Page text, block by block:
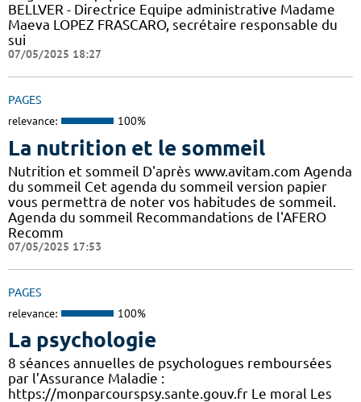
BELLVER - Directrice Equipe administrative Madame
Maeva LOPEZ FRASCARO, secrétaire responsable du
sui
07/05/2025 18:27
PAGES
relevance: 100%
La nutrition et le sommeil
Nutrition et sommeil D'après www.avitam.com Agenda
du sommeil Cet agenda du sommeil version papier
vous permettra de noter vos habitudes de sommeil.
Agenda du sommeil Recommandations de l'AFERO
Recomm
07/05/2025 17:53
PAGES
relevance: 100%
La psychologie
8 séances annuelles de psychologues remboursées
par l’Assurance Maladie :
https://monparcourspsy.sante.gouv.fr Le moral Les